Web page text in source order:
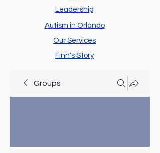
Leadership
Autism in Orlando
Finn's Story
Our Services
Groups